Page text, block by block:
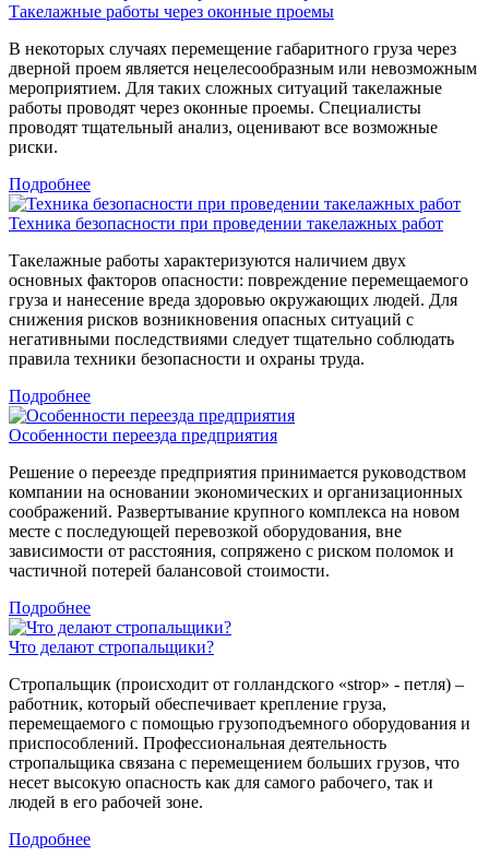
Такелажные работы через оконные проемы
В некоторых случаях перемещение габаритного груза через
дверной проем является нецелесообразным или невозможным
мероприятием. Для таких сложных ситуаций такелажные
работы проводят через оконные проемы. Cпециалисты
проводят тщательный анализ, оценивают все возможные
риски.
Подробнее
Техника безопасности при проведении такелажных работ
Такелажные работы характеризуются наличием двух
основных факторов опасности: повреждение перемещаемого
груза и нанесение вреда здоровью окружающих людей. Для
снижения рисков возникновения опасных ситуаций с
негативными последствиями следует тщательно соблюдать
правила техники безопасности и охраны труда.
Подробнее
Особенности переезда предприятия
Решение о переезде предприятия принимается руководством
компании на основании экономических и организационных
соображений. Развертывание крупного комплекса на новом
месте с последующей перевозкой оборудования, вне
зависимости от расстояния, сопряжено с риском поломок и
частичной потерей балансовой стоимости.
Подробнее
Что делают стропальщики?
Стропальщик (происходит от голландского «strop» - петля) –
работник, который обеспечивает крепление груза,
перемещаемого с помощью грузоподъемного оборудования и
приспособлений. Профессиональная деятельность
стропальщика связана с перемещением больших грузов, что
несет высокую опасность как для самого рабочего, так и
людей в его рабочей зоне.
Подробнее